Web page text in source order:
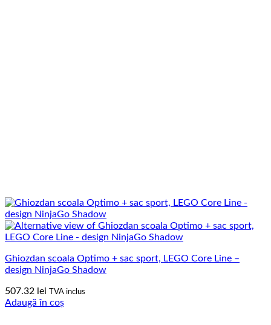
Ghiozdan scoala Optimo + sac sport, LEGO Core Line –
design NinjaGo Shadow
507.32 lei TVA inclus
Adaugă în coș